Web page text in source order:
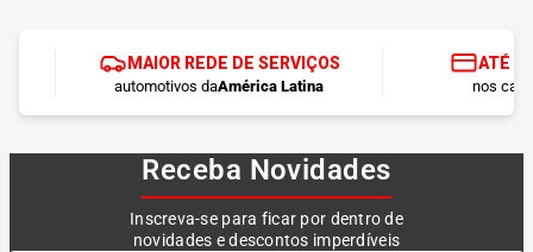
MAIOR REDE DE SERVIÇOS
automotivos daAmérica Latina
ATÉ
nos
Receba Novidades
Inscreva-se para ficar por dentro de
novidades e descontos imperdíveis